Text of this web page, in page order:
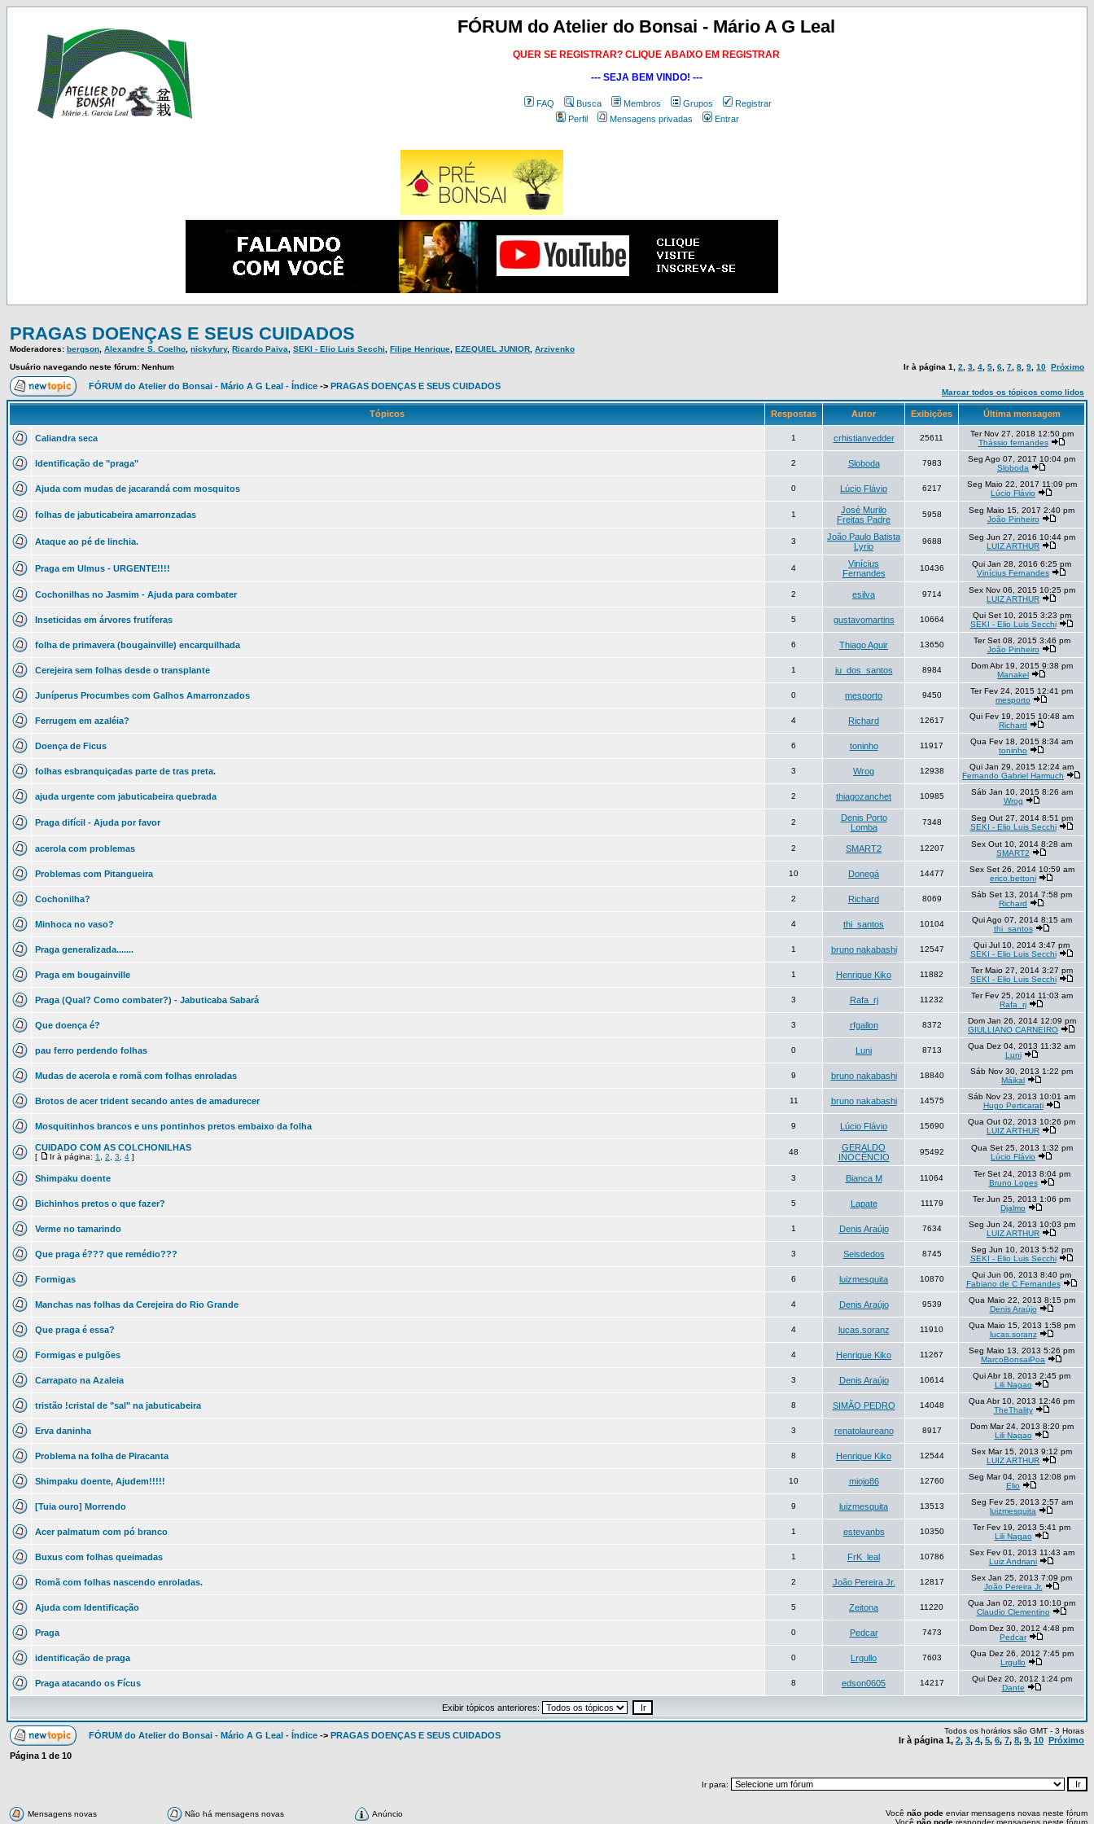
FÓRUM do Atelier do Bonsai - Mário A G Leal
QUER SE REGISTRAR? CLIQUE ABAIXO EM REGISTRAR
--- SEJA BEM VINDO! ---
FAQ Busca Membros Grupos
Registrar
Perfil
Mensagens privadas Entrar
PRAGAS DOENÇAS E SEUS CUIDADOS
Moderadores: bergson Alexandre S. Coelho nickyfury, Ricardo Paiva SEKI - Elio Luis Secchi Filipe Henrique EZEQUIEL JUNIOR Arzivenko
Usuário navegando neste fórum: Nenhum
Ir à página 1 2 3 4 5 6 7 8 9 10 Próximo
FÓRUM do Atelier do Bonsai - Mário A G Leal - Índice -> PRAGAS DOENÇAS E SEUS CUIDADOS
Marcar todos os tópicos como lidos
Tópicos Respostas Autor Exibições Última mensagem
Caliandra seca 1 crhistianvedder 25611
Ter Nov 27, 2018 12:50 pm
Thássio fernandes
Identificação de "praga" 2 Sloboda 7983
Seg Ago 07, 2017 10:04 pm
Sloboda
Ajuda com mudas de jacarandá com mosquitos 0 Lúcio Flávio 6217
Seg Maio 22, 2017 11:09 pm
Lúcio Flávio
folhas de jabuticabeira amarronzadas 1
José Murilo
Freitas Padre
5958
Seg Maio 15, 2017 2:40 pm
João Pinheiro
Ataque ao pé de linchia. 3
João Paulo Batista
Lyrio
9688
Seg Jun 27, 2016 10:44 pm
LUIZ ARTHUR
Praga em Ulmus - URGENTE!!!! 4
Vinícius
Fernandes
10436
Qui Jan 28, 2016 6:25 pm
Vinícius Fernandes
Cochonilhas no Jasmim - Ajuda para combater 2 esilva 9714
Sex Nov 06, 2015 10:25 pm
LUIZ ARTHUR
Inseticidas em árvores frutíferas 5 gustavomartins 10664
Qui Set 10, 2015 3:23 pm
SEKI - Elio Luis Secchi
folha de primavera (bougainville) encarquilhada 6 Thiago Aguir 13650
Ter Set 08, 2015 3:46 pm
João Pinheiro
Cerejeira sem folhas desde o transplante 1 ju_dos_santos 8984
Dom Abr 19, 2015 9:38 pm
Manakel
Juníperus Procumbes com Galhos Amarronzados 0 mesporto 9450
Ter Fev 24, 2015 12:41 pm
mesporto
Ferrugem em azaléia? 4 Richard 12617
Qui Fev 19, 2015 10:48 am
Richard
Doença de Ficus 6 toninho 11917
Qua Fev 18, 2015 8:34 am
toninho
folhas esbranquiçadas parte de tras preta. 3 Wrog 12938
Qui Jan 29, 2015 12:24 am
Fernando Gabriel Harmuch
ajuda urgente com jabuticabeira quebrada 2 thiagozanchet 10985
Sáb Jan 10, 2015 8:26 am
Wrog
Praga difícil - Ajuda por favor 2
Denis Porto
Lomba
7348
Seg Out 27, 2014 8:51 pm
SEKI - Elio Luis Secchi
acerola com problemas 2 SMART2 12207
Sex Out 10, 2014 8:28 am
SMART2
Problemas com Pitangueira 10 Donegá 14477
Sex Set 26, 2014 10:59 am
erico.bettoni
Cochonilha? 2 Richard 8069
Sáb Set 13, 2014 7:58 pm
Richard
Minhoca no vaso? 4 thi_santos 10104
Qui Ago 07, 2014 8:15 am
thi_santos
Praga generalizada....... 1 bruno nakabashi 12547
Qui Jul 10, 2014 3:47 pm
SEKI - Elio Luis Secchi
Praga em bougainville 1 Henrique Kiko 11882
Ter Maio 27, 2014 3:27 pm
SEKI - Elio Luis Secchi
Praga (Qual? Como combater?) - Jabuticaba Sabará 3 Rafa_rj 11232
Ter Fev 25, 2014 11:03 am
Rafa_rj
Que doença é? 3 rfgallon 8372
Dom Jan 26, 2014 12:09 pm
GIULLIANO CARNEIRO
pau ferro perdendo folhas 0 Luni 8713
Qua Dez 04, 2013 11:32 am
Luni
Mudas de acerola e romã com folhas enroladas 9 bruno nakabashi 18840
Sáb Nov 30, 2013 1:22 pm
Máikal
Brotos de acer trident secando antes de amadurecer 11 bruno nakabashi 14575
Sáb Nov 23, 2013 10:01 am
Hugo Perticarati
Mosquitinhos brancos e uns pontinhos pretos embaixo da folha 9 Lúcio Flávio 15690
Qua Out 02, 2013 10:26 pm
LUIZ ARTHUR
CUIDADO COM AS COLCHONILHAS
[ Ir à página: 1 2 3 4 ]
48
GERALDO
INOCÊNCIO
95492
Qua Set 25, 2013 1:32 pm
Lúcio Flávio
Shimpaku doente 3 Bianca M 11064
Ter Set 24, 2013 8:04 pm
Bruno Lopes
Bichinhos pretos o que fazer? 5 Lapate 11179
Ter Jun 25, 2013 1:06 pm
Djalmo
Verme no tamarindo 1 Denis Araújo 7634
Seg Jun 24, 2013 10:03 pm
LUIZ ARTHUR
Que praga é??? que remédio??? 3 Seisdedos 8745
Seg Jun 10, 2013 5:52 pm
SEKI - Elio Luis Secchi
Formigas 6 luizmesquita 10870
Qui Jun 06, 2013 8:40 pm
Fabiano de C Fernandes
Manchas nas folhas da Cerejeira do Rio Grande 4 Denis Araújo 9539
Qua Maio 22, 2013 8:15 pm
Denis Araújo
Que praga é essa? 4 lucas.soranz 11910
Qua Maio 15, 2013 1:58 pm
lucas.soranz
Formigas e pulgões 4 Henrique Kiko 11267
Seg Maio 13, 2013 5:26 pm
MarcoBonsaiPoa
Carrapato na Azaleia 3 Denis Araújo 10614
Qui Abr 18, 2013 2:45 pm
Lili Nagao
tristão !cristal de "sal" na jabuticabeira 8 SIMÃO PEDRO 14048
Qua Abr 10, 2013 12:46 pm
TheThality
Erva daninha 3 renatolaureano 8917
Dom Mar 24, 2013 8:20 pm
Lili Nagao
Problema na folha de Piracanta 8 Henrique Kiko 12544
Sex Mar 15, 2013 9:12 pm
LUIZ ARTHUR
Shimpaku doente, Ajudem!!!!! 10 miojo86 12760
Seg Mar 04, 2013 12:08 pm
Elio
[Tuia ouro] Morrendo 9 luizmesquita 13513
Seg Fev 25, 2013 2:57 am
luizmesquita
Acer palmatum com pó branco 1 estevanbs 10350
Ter Fev 19, 2013 5:41 pm
Lili Nagao
Buxus com folhas queimadas 1 FrK_leal 10786
Sex Fev 01, 2013 11:43 am
Luiz Andriani
Romã com folhas nascendo enroladas. 2 João Pereira Jr. 12817
Sex Jan 25, 2013 7:09 pm
João Pereira Jr.
Ajuda com Identificação 5 Zeitona 11220
Qua Jan 02, 2013 10:10 pm
Claudio Clementino
Praga 0 Pedcar 7473
Dom Dez 30, 2012 4:48 pm
Pedcar
identificação de praga 0 Lrgullo 7603
Qua Dez 26, 2012 7:45 pm
Lrgullo
Praga atacando os Fícus 8 edson0605 14217
Qui Dez 20, 2012 1:24 pm
Dante
Exibir tópicos anteriores:
FÓRUM do Atelier do Bonsai - Mário A G Leal - Índice -> PRAGAS DOENÇAS E SEUS CUIDADOS Todos os horários são GMT - 3 Horas
Ir à página 1, 2, 3, 4, 5, 6, 7, 8, 9, 10 Próximo
Página 1 de 10
Ir para:
Mensagens novas Não há mensagens novas Anúncio Você não pode enviar mensagens novas neste fórum
Você não pode responder mensagens neste fórum